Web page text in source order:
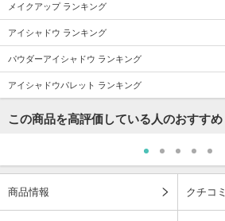
メイクアップ ランキング
アイシャドウ ランキング
パウダーアイシャドウ ランキング
アイシャドウパレット ランキング
この商品を高評価している人のおすすめ
商品情報 クチコミ